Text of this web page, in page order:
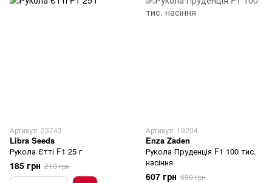
Артикул: 23743
Libra Seeds
Рукола Єтті F1 25 г
185 грн 210 грн
Артикул: 19204
Enza Zaden
Рукола Пруденція F1 100 тис.
насіння
607 грн 690 грн